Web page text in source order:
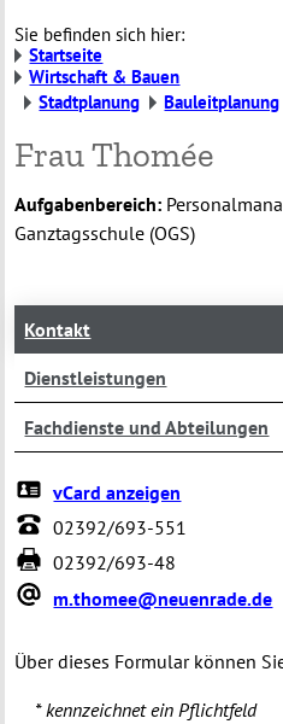
Sie befinden sich hier:
Startseite
Wirtschaft & Bauen
Stadtplanung
Bauleitplanung
Frau Thomée
Aufgabenbereich:
Ganztagsschule (OGS)
Kontakt
Dienstleistungen
Fachdienste und Abteilungen
vCard anzeigen
02392/693-551
02392/693-48
m.thomee@neuenrade.de
Über dieses Formular können
* kennzeichnet ein Pflichtfeld